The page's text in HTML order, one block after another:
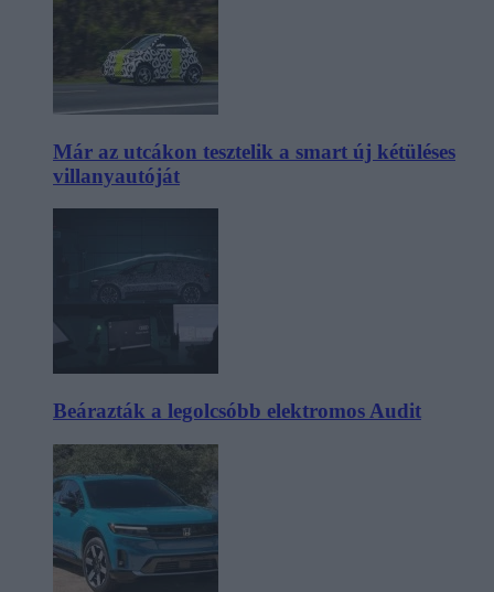
Már az utcákon tesztelik a smart új kétüléses
villanyautóját
Beárazták a legolcsóbb elektromos Audit